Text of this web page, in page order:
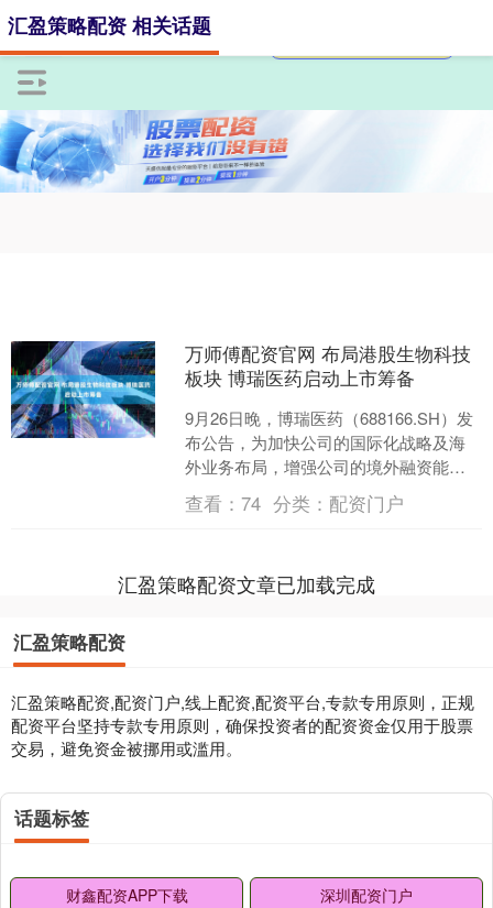
汇盈策略配资 相关话题
万师傅配资官网 布局港股生物科技
板块 博瑞医药启动上市筹备
9月26日晚，博瑞医药（688166.SH）发
布公告，为加快公司的国际化战略及海
外业务布局，增强公司的境外融资能
力，进一步提高公司的资本实力和综合
竞争力，公司拟....
查看：74 分类： 配资门户
汇盈策略配资文章已加载完成
汇盈策略配资
汇盈策略配资,配资门户,线上配资,配资平台,专款专用原则，正规
配资平台坚持专款专用原则，确保投资者的配资资金仅用于股票
交易，避免资金被挪用或滥用。
话题标签
财鑫配资APP下载 深圳配资门户